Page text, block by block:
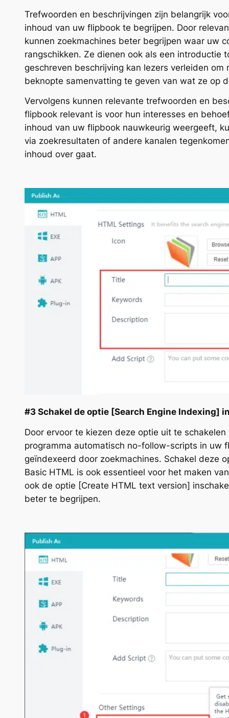
Trefwoorden en beschrijvingen zijn belangrijk
inhoud van uw flipbook te begrijpen. Door
kunnen zoekmachines beter begrijpen waar uw
rangschikken. Ze dienen ook als een introductie
geschreven beschrijving kan lezers verleiden
beknopte samenvatting te geven van wat ze op
Vervolgens kunnen relevante trefwoorden en
flipbook relevant is voor hun interesses en
inhoud van uw flipbook nauwkeurig weergeeft,
via zoekresultaten of andere kanalen
inhoud over gaat.
#3 Schakel de optie [Search Engine Indexing]
Door ervoor te kiezen deze optie uit te
programma automatisch no-follow-scripts in uw
geïndexeerd door zoekmachines. Schakel deze
Basic HTML is ook essentieel voor het maken
ook de optie [Create HTML text version]
beter te begrijpen.